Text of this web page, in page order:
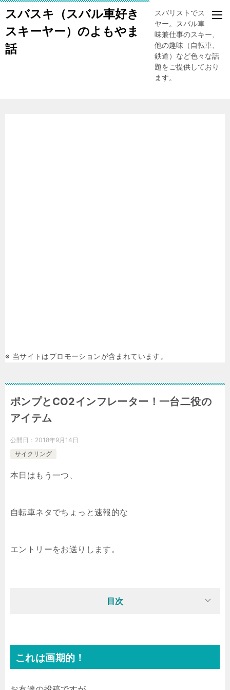
スバスキ（スバル車好き
スキーヤー）のよもやま
話
スバリストでスキー
ヤー。スバル車、趣
味兼仕事のスキー、
他の趣味（自転車、
鉄道）など色々な話
題をご提供しており
ます。
※ 当サイトはプロモーションが含まれています。
ポンプとCO2インフレーター！一台二役の
アイテム
公開日： 2018年9月14日
サイクリング
本日はもう一つ、
自転車ネタでちょっと速報的な
エントリーをお送りします。
目次
これは画期的！